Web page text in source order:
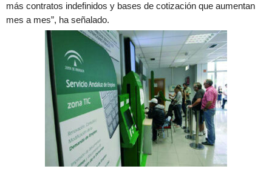
más contratos indefinidos y bases de cotización que aumentan
mes a mes”, ha señalado.